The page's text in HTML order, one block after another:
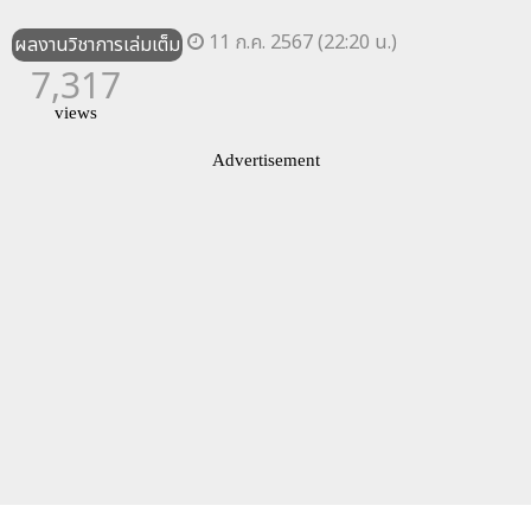
ผลงานวิชาการเล่มเต็ม 11 ก.ค. 2567 (22:20 น.)
7,317
views
Advertisement